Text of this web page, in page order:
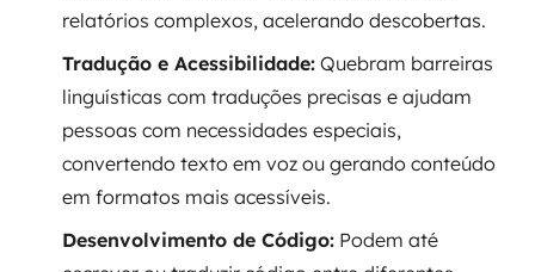
relatórios complexos, acelerando descobertas.
Tradução e Acessibilidade: Quebram barreiras
linguísticas com traduções precisas e ajudam
pessoas com necessidades especiais,
convertendo texto em voz ou gerando conteúdo
em formatos mais acessíveis.
Desenvolvimento de Código: Podem até